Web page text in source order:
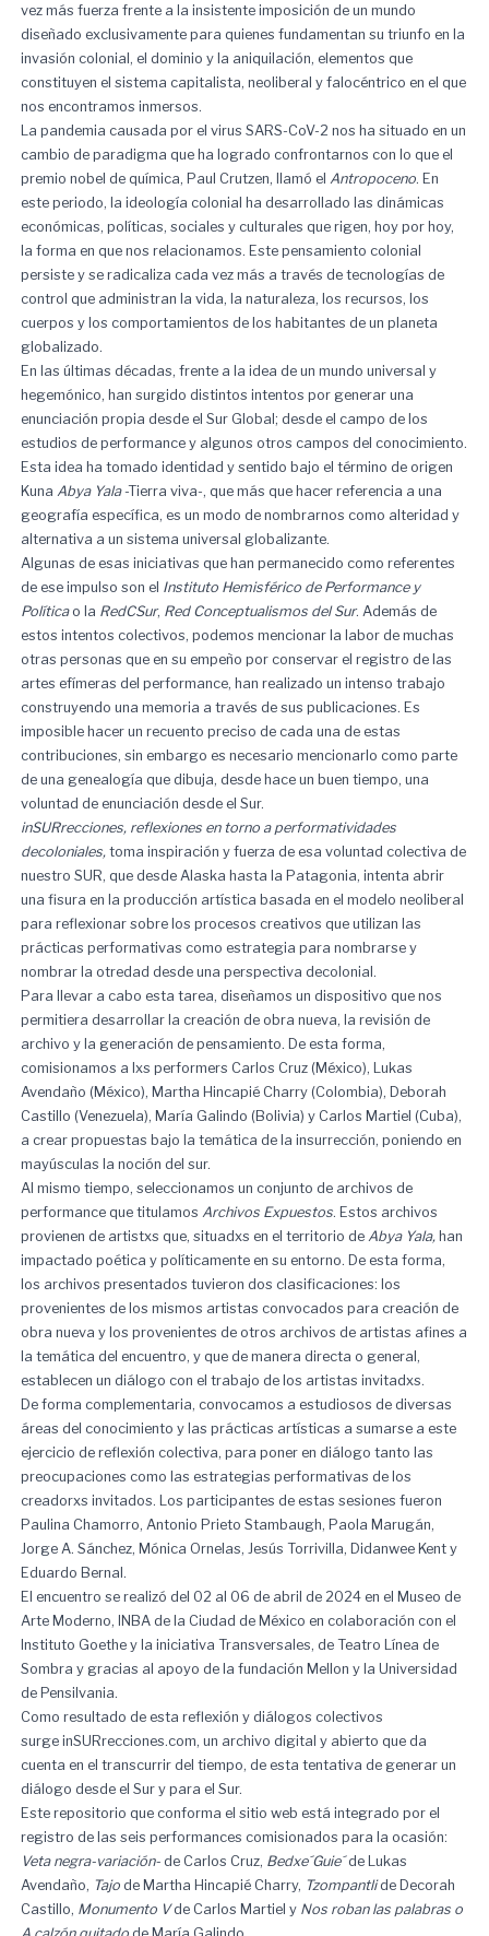
vez más fuerza frente a la insistente imposición de un mundo
diseñado exclusivamente para quienes fundamentan su triunfo en la
invasión colonial, el dominio y la aniquilación, elementos que
constituyen el sistema capitalista, neoliberal y falocéntrico en el que
nos encontramos inmersos.
La pandemia causada por el virus SARS-CoV-2 nos ha situado en un
cambio de paradigma que ha logrado confrontarnos con lo que el
premio nobel de química, Paul Crutzen, llamó el Antropoceno. En
este periodo, la ideología colonial ha desarrollado las dinámicas
económicas, políticas, sociales y culturales que rigen, hoy por hoy,
la forma en que nos relacionamos. Este pensamiento colonial
persiste y se radicaliza cada vez más a través de tecnologías de
control que administran la vida, la naturaleza, los recursos, los
cuerpos y los comportamientos de los habitantes de un planeta
globalizado.
En las últimas décadas, frente a la idea de un mundo universal y
hegemónico, han surgido distintos intentos por generar una
enunciación propia desde el Sur Global; desde el campo de los
estudios de performance y algunos otros campos del conocimiento.
Esta idea ha tomado identidad y sentido bajo el término de origen
Kuna Abya Yala-Tierra viva-, que más que hacer referencia a una
geografía específica, es un modo de nombrarnos como alteridad y
alternativa a un sistema universal globalizante.
Algunas de esas iniciativas que han permanecido como referentes
de ese impulso son el Instituto Hemisférico de Performance y
Políticao la RedCSur, Red Conceptualismos del Sur. Además de
estos intentos colectivos, podemos mencionar la labor de muchas
otras personas que en su empeño por conservar el registro de las
artes efímeras del performance, han realizado un intenso trabajo
construyendo una memoria a través de sus publicaciones. Es
imposible hacer un recuento preciso de cada una de estas
contribuciones, sin embargo es necesario mencionarlo como parte
de una genealogía que dibuja, desde hace un buen tiempo, una
voluntad de enunciación desde el Sur.
inSURrecciones, reflexiones en torno a performatividades
decoloniales, toma inspiración y fuerza de esa voluntad colectiva de
nuestro SUR, que desde Alaska hasta la Patagonia, intenta abrir
una fisura en la producción artística basada en el modelo neoliberal
para reflexionar sobre los procesos creativos que utilizan las
prácticas performativas como estrategia para nombrarse y
nombrar la otredad desde una perspectiva decolonial.
Para llevar a cabo esta tarea, diseñamos un dispositivo que nos
permitiera desarrollar la creación de obra nueva, la revisión de
archivo y la generación de pensamiento. De esta forma,
comisionamos a lxs performers Carlos Cruz (México), Lukas
Avendaño (México), Martha Hincapié Charry (Colombia), Deborah
Castillo (Venezuela), María Galindo (Bolivia) y Carlos Martiel (Cuba),
a crear propuestas bajo la temática de la insurrección, poniendo en
mayúsculas la noción del sur.
Al mismo tiempo, seleccionamos un conjunto de archivos de
performance que titulamos Archivos Expuestos. Estos archivos
provienen de artistxs que, situadxs en el territorio de Abya Yala, han
impactado poética y políticamente en su entorno. De esta forma,
los archivos presentados tuvieron dos clasificaciones: los
provenientes de los mismos artistas convocados para creación de
obra nueva y los provenientes de otros archivos de artistas afines a
la temática del encuentro, y que de manera directa o general,
establecen un diálogo con el trabajo de los artistas invitadxs.
De forma complementaria, convocamos a estudiosos de diversas
áreas del conocimiento y las prácticas artísticas a sumarse a este
ejercicio de reflexión colectiva, para poner en diálogo tanto las
preocupaciones como las estrategias performativas de los
creadorxs invitados. Los participantes de estas sesiones fueron
Paulina Chamorro, Antonio Prieto Stambaugh, Paola Marugán,
Jorge A. Sánchez, Mónica Ornelas, Jesús Torrivilla, Didanwee Kent y
Eduardo Bernal.
El encuentro se realizó del 02 al 06 de abril de 2024 en el Museo de
Arte Moderno, INBA de la Ciudad de México en colaboración con el
Instituto Goethe y la iniciativa Transversales, de Teatro Línea de
Sombra y gracias al apoyo de la fundación Mellon y la Universidad
de Pensilvania.
Como resultado de esta reflexión y diálogos colectivos
surge inSURrecciones.com, un archivo digital y abierto que da
cuenta en el transcurrir del tiempo, de esta tentativa de generar un
diálogo desde el Sur y para el Sur.
Este repositorio que conforma el sitio web está integrado por el
registro de las seis performances comisionados para la ocasión:
Veta negra-variación- de Carlos Cruz, Bedxe´Guie´de Lukas
Avendaño, Tajo de Martha Hincapié Charry, Tzompantlide Decorah
Castillo, Monumento Vde Carlos Martiel y Nos roban las palabras o